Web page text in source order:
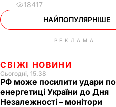
18417
НАЙПОПУЛЯРНІШЕ
РЕКЛАМА
СВІЖІ НОВИНИ
Сьогодні, 15.38
РФ може посилити удари по
енергетиці України до Дня
Незалежності – монітори